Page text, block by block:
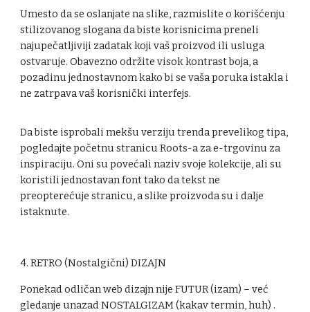
Umesto da se oslanjate na slike, razmislite o korišćenju
stilizovanog slogana da biste korisnicima preneli
najupečatljiviji zadatak koji vaš proizvod ili usluga
ostvaruje. Obavezno održite visok kontrast boja, a
pozadinu jednostavnom kako bi se vaša poruka istakla i
ne zatrpava vaš korisnički interfejs.
Da biste isprobali mekšu verziju trenda prevelikog tipa,
pogledajte početnu stranicu Roots-a za e-trgovinu za
inspiraciju. Oni su povećali naziv svoje kolekcije, ali su
koristili jednostavan font tako da tekst ne
preopterećuje stranicu, a slike proizvoda su i dalje
istaknute.
4. RETRO (Nostalgični) DIZAJN
Ponekad odličan web dizajn nije FUTUR (izam) – već
gledanje unazad NOSTALGIZAM (kakav termin, huh) .